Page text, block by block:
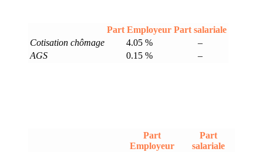
Part Employeur Part salariale
Cotisation chômage
4.05 %
–
AGS
0.15 % –
Part
Employeur
Part
salariale